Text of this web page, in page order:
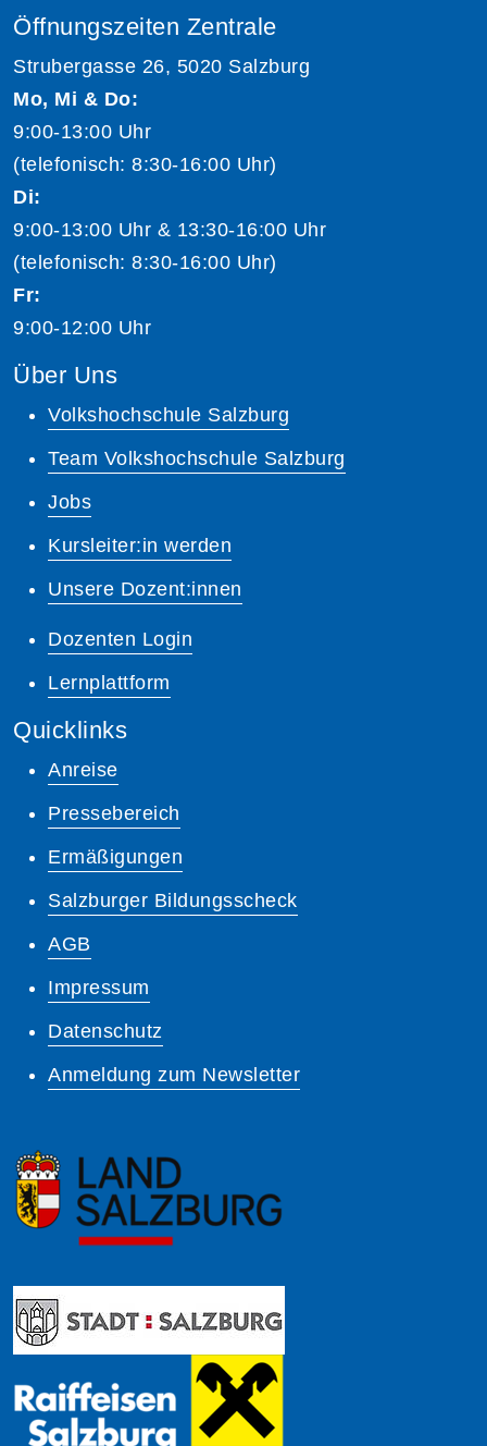
Öffnungszeiten Zentrale
Strubergasse 26, 5020 Salzburg
Mo, Mi & Do:
9:00-13:00 Uhr
(telefonisch: 8:30-16:00 Uhr)
Di:
9:00-13:00 Uhr & 13:30-16:00 Uhr
(telefonisch: 8:30-16:00 Uhr)
Fr:
9:00-12:00 Uhr
Über Uns
Volkshochschule Salzburg
Team Volkshochschule Salzburg
Jobs
Kursleiter:in werden
Unsere Dozent:innen
Dozenten Login
Lernplattform
Quicklinks
Anreise
Pressebereich
Ermäßigungen
Salzburger Bildungsscheck
AGB
Impressum
Datenschutz
Anmeldung zum Newsletter